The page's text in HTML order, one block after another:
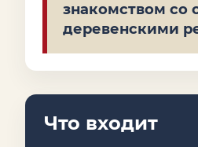
знакомством со
деревенскими
Что входит